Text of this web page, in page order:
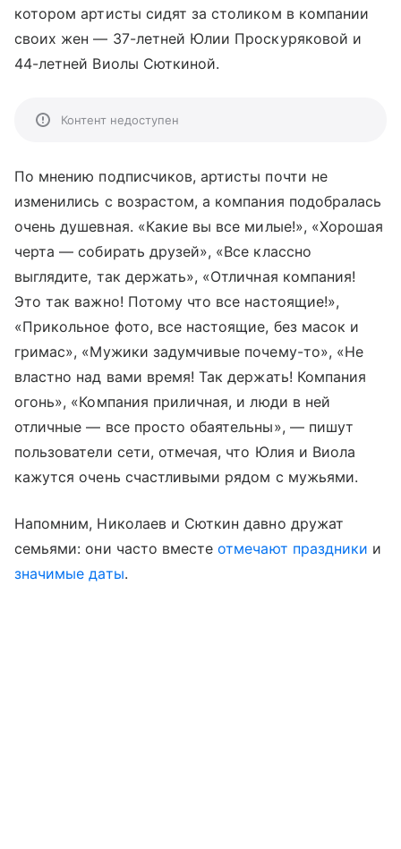
котором артисты сидят за столиком в компании
своих жен — 37-летней Юлии Проскуряковой и
44-летней Виолы Сюткиной.
Контент недоступен
По мнению подписчиков, артисты почти не
изменились с возрастом, а компания подобралась
очень душевная. «Какие вы все милые!», «Хорошая
черта — собирать друзей», «Все классно
выглядите, так держать», «Отличная компания!
Это так важно! Потому что все настоящие!»,
«Прикольное фото, все настоящие, без масок и
гримас», «Мужики задумчивые почему-то», «Не
властно над вами время! Так держать! Компания
огонь», «Компания приличная, и люди в ней
отличные — все просто обаятельны», — пишут
пользователи сети, отмечая, что Юлия и Виола
кажутся очень счастливыми рядом с мужьями.
Напомним, Николаев и Сюткин давно дружат
семьями: они часто вместеотмечают праздники и
значимые даты.